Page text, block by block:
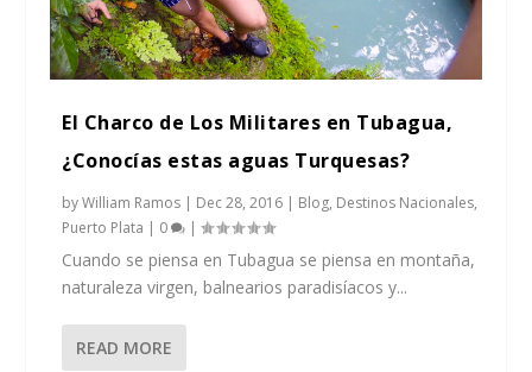
El Charco de Los Militares en Tubagua,
¿Conocías estas aguas Turquesas?
byWilliam Ramos | Dec 28, 2016 | Blog, Destinos Nacionales,
Puerto Plata | 0 |
Cuando se piensa en Tubagua se piensa en montaña,
naturaleza virgen, balnearios paradisíacos y...
READ MORE